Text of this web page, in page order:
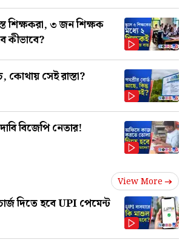
শিক্ষকরা, ৩ জন শিক্ষক
কীভাবে?
কোথায় সেই রাস্তা?
বিজেপি নেতার!
View More
দিতে হবে UPI পেমেন্ট